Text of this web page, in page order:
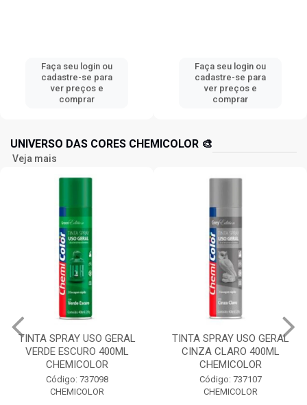
Faça seu login ou
cadastre-se para
ver preços e
comprar
Faça seu login ou
cadastre-se para
ver preços e
comprar
UNIVERSO DAS CORES CHEMICOLOR 🎨
Veja mais
TINTA SPRAY USO GERAL
VERDE ESCURO 400ML
CHEMICOLOR
Código: 737098
CHEMICOLOR
TINTA SPRAY USO GERAL
CINZA CLARO 400ML
CHEMICOLOR
Código: 737107
CHEMICOLOR